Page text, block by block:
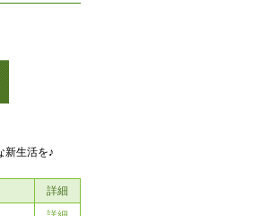
新生活を♪
詳細